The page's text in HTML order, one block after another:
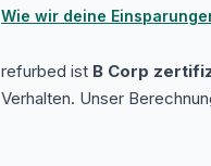
Wie wir deine
refurbed ist B Corp
Verhalten. Unser